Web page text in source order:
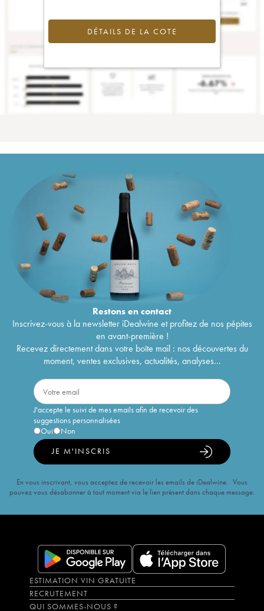
DÉTAILS DE LA COTE
Restons encontact
Inscrivez-vous à la newsletter iDealwine et profitez de nos pépites
en avant-première !
Recevez directement dans votre boîte mail : nos découvertes du
moment, ventes exclusives, actualités, analyses...
J'accepte le suivi de mes emails afin de recevoir des
suggestions personnalisées
Oui
Non
JE M'INSCRIS
En vous inscrivant, vous acceptez de recevoir les emails de iDealwine. Vous
pouvez vous désabonner à tout moment via le lien présent dans chaque message.
ESTIMATION VIN GRATUITE
RECRUTEMENT
QUI SOMMES-NOUS ?